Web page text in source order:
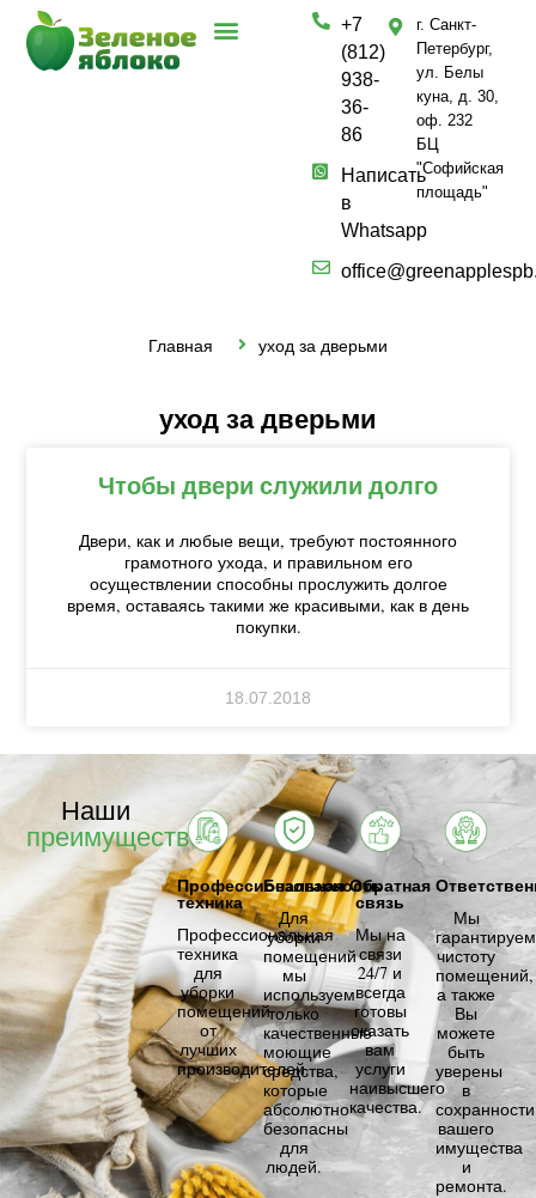
+7
(812)
938-
36-
86
Написать
в
Whatsapp
г. Санкт-
Петербург,
ул. Белы
куна, д. 30,
оф. 232
БЦ
"Софийская
площадь"
Главная уход за дверьми
уход за дверьми
Чтобы двери служили долго
Двери, как и любые вещи, требуют постоянного
грамотного ухода, и правильном его
осуществлении способны прослужить долгое
время, оставаясь такими же красивыми, как в день
покупки.
18.07.2018
Наши
преимущества
Профессиональная
техника
Профессиональная
техника
для
уборки
помещений
от
лучших
производителей.
Безопасность
Для
уборки
помещений
мы
используем
только
качественные
моющие
средства,
которые
абсолютно
безопасны
для
людей.
Обратная
связь
Мы на
связи
24/7 и
всегда
готовы
оказать
вам
услуги
наивысшего
качества.
Мы
гарантируем
чистоту
помещений,
а также
Вы
можете
быть
уверены
в
сохранности
вашего
имущества
и
ремонта.